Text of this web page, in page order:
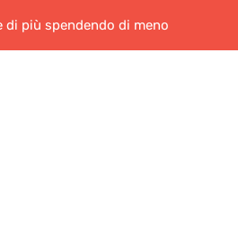
di più spendendo di meno